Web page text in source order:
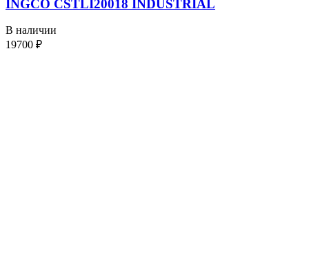
INGCO CSTLI20018 INDUSTRIAL
В наличии
19700 ₽